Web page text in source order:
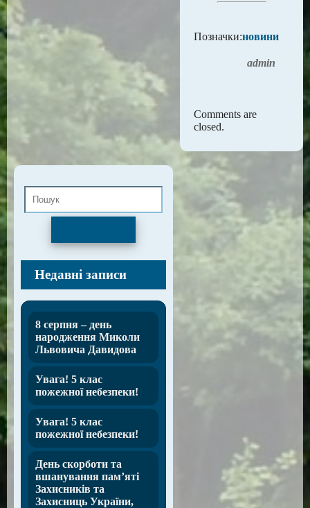
Позначки:новини
admin
Comments are
closed.
Недавні записи
8 серпня – день
народження Миколи
Львовича Давидова
Увага! 5 клас
пожежної небезпеки!
Увага! 5 клас
пожежної небезпеки!
День скорботи та
вшанування пам’яті
Захисників та
Захисниць України,